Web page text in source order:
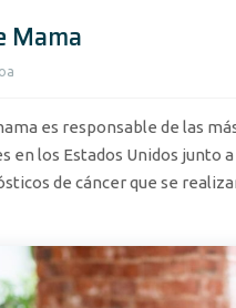
Mama
es responsable de las
en los Estados Unidos junto a
de cáncer que se